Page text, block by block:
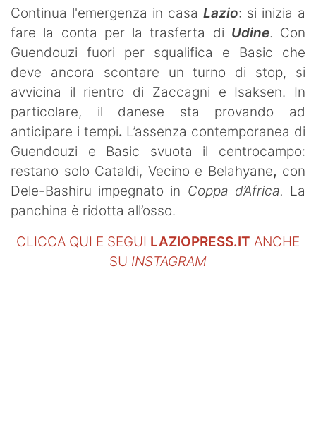
Continua l'emergenza in casa Lazio: si inizia a
fare la conta per la trasferta di Udine. Con
Guendouzi fuori per squalifica e Basic che
deve ancora scontare un turno di stop,
si
avvicina il rientro di Zaccagni
e Isaksen. In
particolare, il danese
sta provando
ad
anticipare i tempi. L’assenza contemporanea di
Guendouzi e Basic svuota il centrocampo:
restano solo Cataldi, Vecino e Belahyane, con
Dele-Bashiru impegnato in Coppa d’Africa. La
panchina è ridotta all’osso.
CLICCA QUI E SEGUI LAZIOPRESS.IT ANCHE
SU INSTAGRAM